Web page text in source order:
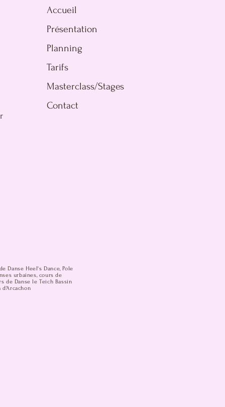
Accueil
Présentation
Planning
Tarifs
Masterclass/Stages
Contact
Danse Heel's Dance, Pole
urbaines, cours de
de Danse le Teich Bassin
d'Arcachon